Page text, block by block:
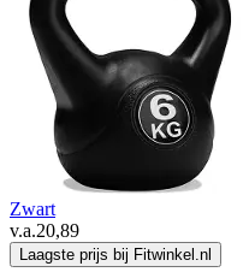
Zwart
v.a.20,89
Laagste prijs bij Fitwinkel.nl